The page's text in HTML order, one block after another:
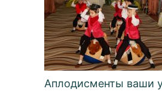
Аплодисменты ваши